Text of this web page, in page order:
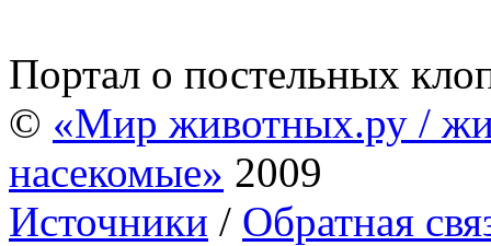
Портал о постельных
© «Мир животных.ру /
насекомые» 2009
Источники / Обратная